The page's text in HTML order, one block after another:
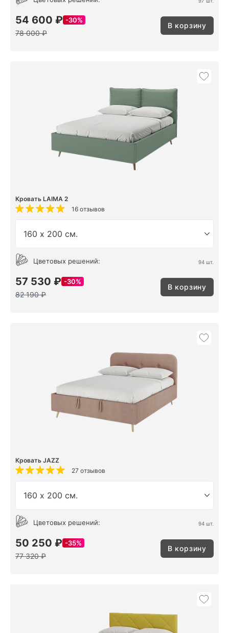
54 600 ₽ 30%
78 000 ₽
В корзину
Кровать LAIMA 2
16 отзывов
Цветовых решений: 94 шт.
57 530 ₽ 30%
82 190 ₽
В корзину
Кровать JAZZ
27 отзывов
Цветовых решений: 94 шт.
50 250 ₽ 35%
77 320 ₽
В корзину